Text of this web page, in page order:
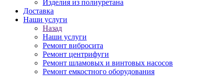
Изделия из полиуретана
Доставка
Наши услуги
Назад
Наши услуги
Ремонт вибросита
Ремонт центрифуги
Ремонт шламовых и винтовых насосов
Ремонт емкостного оборудования